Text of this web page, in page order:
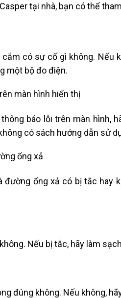
tại nhà, bạn có thể
có sự cố gì không. Nếu
một bộ đo điện.
màn hình hiển thị
báo lỗi trên màn hình,
có sách hướng dẫn sử
ống xả
đường ống xả có bị tắc hay
Nếu bị tắc, hãy làm
đúng không. Nếu không,